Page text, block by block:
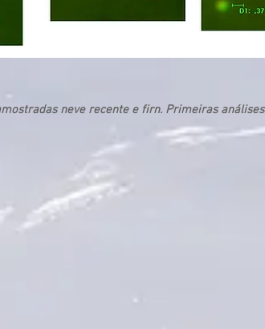
neve recente e firn. Primeiras